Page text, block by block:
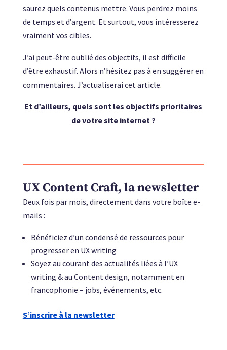
saurez quels contenus mettre. Vous perdrez moins
de temps et d’argent. Et surtout, vous intéresserez
vraiment vos cibles.
J’ai peut-être oublié des objectifs, il est difficile
d’être exhaustif. Alors n’hésitez pas à en suggérer en
commentaires. J’actualiserai cet article.
Et d’ailleurs, quels sont les objectifs prioritaires
de votre site internet ?
UX Content Craft, la newsletter
Deux fois par mois, directement dans votre boîte e-
mails :
Bénéficiez d’un condensé de ressources pour
progresser en UX writing
Soyez au courant des actualités liées à l’UX
writing & au Content design, notamment en
francophonie – jobs, événements, etc.
S’inscrire à la newsletter